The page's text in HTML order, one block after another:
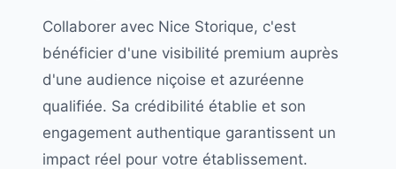
Collaborer avec Nice Storique, c'est
bénéficier d'une visibilité premium auprès
d'une audience niçoise et azuréenne
qualifiée. Sa crédibilité établie et son
engagement authentique garantissent un
impact réel pour votre établissement.